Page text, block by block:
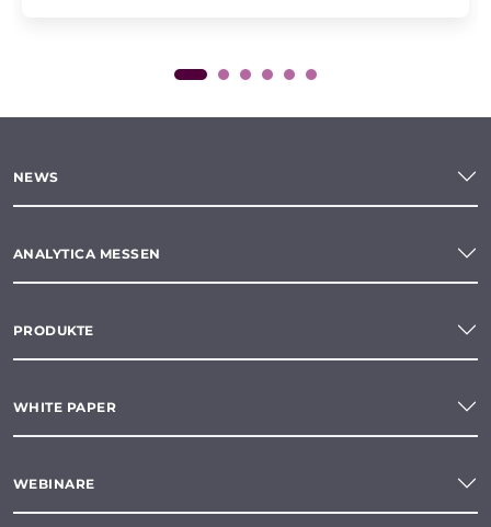
NEWS
ANALYTICA MESSEN
PRODUKTE
WHITE PAPER
WEBINARE